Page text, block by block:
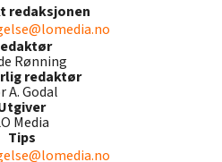
redaksjonen
Rønning
redaktør
A. Godal
Media
Tips